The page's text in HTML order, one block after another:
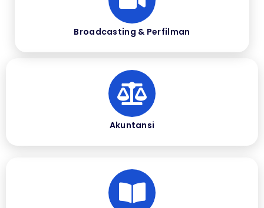
Broadcasting & Perfilman
Akuntansi